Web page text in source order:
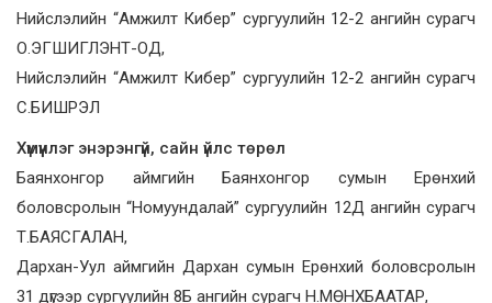
Нийслэлийн “Амжилт Кибер” сургуулийн 12-2 ангийн сурагч
О.ЭГШИГЛЭНТ-ОД,
Нийслэлийн “Амжилт Кибер” сургуулийн 12-2 ангийн сурагч
С.БИШРЭЛ
Хүмүүнлэг энэрэнгүй, сайн үйлс төрөл
Баянхонгор аймгийн Баянхонгор сумын Ерөнхий
боловсролын “Номуундалай” сургуулийн 12Д ангийн сурагч
Т.БАЯСГАЛАН,
Дархан-Уул аймгийн Дархан сумын Ерөнхий боловсролын
31 дүгээр сургуулийн 8Б ангийн сурагч Н.МӨНХБААТАР,